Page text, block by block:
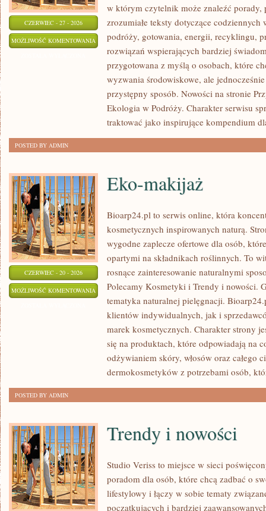
CZERWIEC - 27 - 2026
MOŻLIWOŚĆ KOMENTOWANIA ZIELONA
ENERGIA
w którym czytelnik może znaleźć porady,
zrozumiałe teksty dotyczące
podróży, gotowania, energii, recyklingu,
rozwiązań wspierających bardziej
przygotowana z myślą o osobach, które
wyzwania środowiskowe, ale
przystępny sposób. Nowości na stronie
Ekologia w Podróży. Charakter serwisu
traktować jako inspirujące kompendium
POSTED BY ADMIN
CZERWIEC - 20 - 2026
MOŻLIWOŚĆ KOMENTOWANIA EKO-
MAKIJAŻ
Eko-makijaż
Bioarp24.pl to serwis online, która
kosmetycznych inspirowanych naturą.
wygodne zaplecze ofertowe dla osób,
opartymi na składnikach roślinnych. To
rosnące zainteresowanie naturalnymi
Polecamy Kosmetyki i Trendy i nowości.
tematyka naturalnej pielęgnacji.
klientów indywidualnych, jak i
marek kosmetycznych. Charakter strony
się na produktach, które odpowiadają na
odżywianiem skóry, włosów oraz całego
dermokosmetyków z potrzebami osób,
POSTED BY ADMIN
Trendy i nowości
Studio Veriss to miejsce w sieci
poradom dla osób, które chcą zadbać o
lifestylowy i łączy w sobie tematy
początkujących i bardziej